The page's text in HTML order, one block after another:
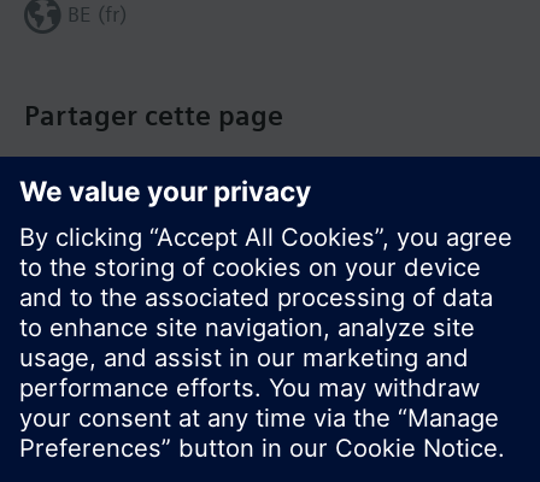
Partager cette page
BE (fr)
© Siemens Switzerland Ltd. Building Technologies
Group - 2016